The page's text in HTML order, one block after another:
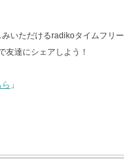
いただけるradikoタイムフリー
友達にシェアしよう！
」